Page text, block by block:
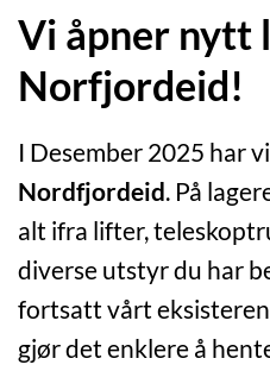
Vi åpner nytt
Norfjordeid!
I Desember 2025 har
Nordfjordeid. På
alt ifra lifter,
diverse utstyr du har
fortsatt vårt
gjør det enklere å